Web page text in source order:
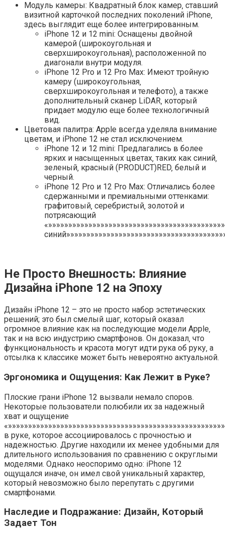
Модуль камеры: Квадратный блок камер‚ ставший
визитной карточкой последних поколений iPhone‚
здесь выглядит еще более интегрированным.
iPhone 12 и 12 mini: Оснащены двойной
камерой (широкоугольная и
сверхширокоугольная)‚ расположенной по
диагонали внутри модуля.
iPhone 12 Pro и 12 Pro Max: Имеют тройную
камеру (широкоугольная‚
сверхширокоугольная и телефото)‚ а также
дополнительный сканер LiDAR‚ который
придает модулю еще более технологичный
вид.
Цветовая палитра: Apple всегда уделяла внимание
цветам‚ и iPhone 12 не стал исключением.
iPhone 12 и 12 mini: Предлагались в более
ярких и насыщенных цветах‚ таких как синий‚
зеленый‚ красный (PRODUCT)RED‚ белый и
черный.
iPhone 12 Pro и 12 Pro Max: Отличались более
сдержанными и премиальными оттенками:
графитовый‚ серебристый‚ золотой и
потрясающий
Не Просто Внешность: Влияние
Дизайна iPhone 12 на Эпоху
Дизайн iPhone 12 – это не просто набор эстетических
решений; это был смелый шаг‚ который оказал
огромное влияние как на последующие модели Apple‚
так и на всю индустрию смартфонов. Он доказал‚ что
функциональность и красота могут идти рука об руку‚ а
отсылка к классике может быть невероятно актуальной.
Эргономика и Ощущения: Как Лежит в Руке?
Плоские грани iPhone 12 вызвали немало споров.
Некоторые пользователи полюбили их за надежный
хват и ощущение
в руке‚ которое ассоциировалось с прочностью и
надежностью. Другие находили их менее удобными для
длительного использования по сравнению с округлыми
моделями. Однако неоспоримо одно: iPhone 12
ощущался иначе‚ он имел свой уникальный характер‚
который невозможно было перепутать с другими
смартфонами.
Наследие и Подражание: Дизайн‚ Который
Задает Тон